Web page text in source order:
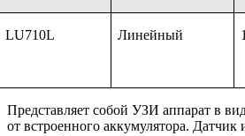
LU710L Линейный
Представляет собой УЗИ аппарат в
от встроенного аккумулятора. Датчик